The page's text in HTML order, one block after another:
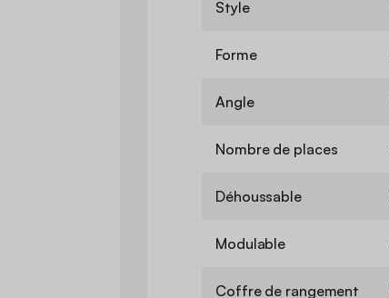
Style
Forme
Angle
Nombre de places
Déhoussable
Modulable
Coffre de rangement